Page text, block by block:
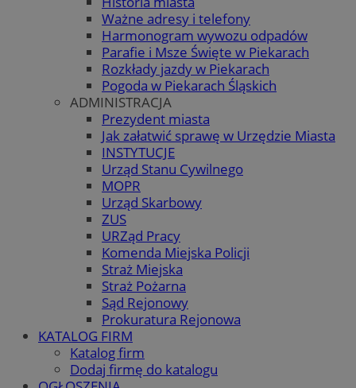
Ważne adresy i telefony
Harmonogram wywozu odpadów
Parafie i Msze Święte w Piekarach
Rozkłady jazdy w Piekarach
Pogoda w Piekarach Śląskich
ADMINISTRACJA
Prezydent miasta
Jak załatwić sprawę w Urzędzie Miasta
INSTYTUCJE
Urząd Stanu Cywilnego
MOPR
Urząd Skarbowy
ZUS
URZąd Pracy
Komenda Miejska Policji
Straż Miejska
Straż Pożarna
Sąd Rejonowy
Prokuratura Rejonowa
KATALOG FIRM
Katalog firm
Dodaj firmę do katalogu